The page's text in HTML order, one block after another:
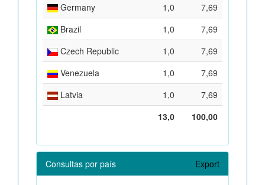
Germany
1,0
7,69
Brazil
1,0
7,69
Czech Republic
1,0
7,69
Venezuela
1,0
7,69
Latvia
1,0
7,69
13,0
100,00
Consultas por país Export